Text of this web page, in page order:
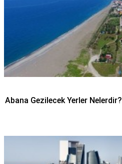
Abana Gezilecek Yerler Nelerdir?